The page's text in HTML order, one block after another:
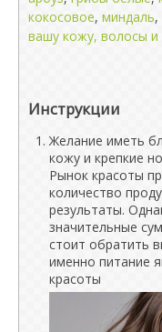
кокосовое, миндаль,
вашу кожу, волосы и
Инструкции
Желание иметь
кожу и крепкие
Рынок красоты
количество
результаты.
значительные
стоит обратить
именно питание
красоты